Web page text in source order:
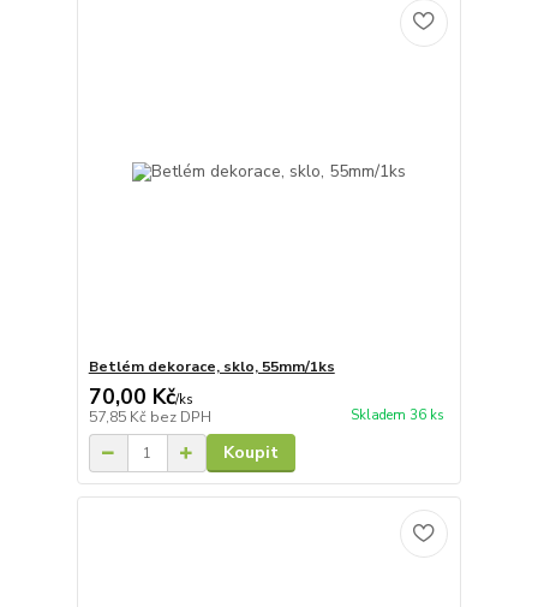
Betlém dekorace, sklo, 55mm/1ks
70,00 Kč/ks
57,85 Kč bez DPH Skladem 36 ks
Koupit